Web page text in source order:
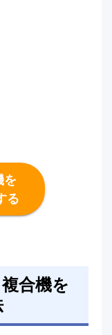
を
る
合機を